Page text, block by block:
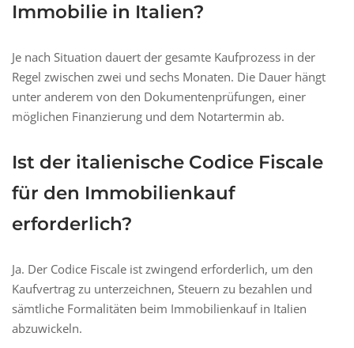
Immobilie in Italien?
Je nach Situation dauert der gesamte Kaufprozess in der
Regel zwischen zwei und sechs Monaten. Die Dauer hängt
unter anderem von den Dokumentenprüfungen, einer
möglichen Finanzierung und dem Notartermin ab.
Ist der italienische Codice Fiscale
für den Immobilienkauf
erforderlich?
Ja. Der Codice Fiscale ist zwingend erforderlich, um den
Kaufvertrag zu unterzeichnen, Steuern zu bezahlen und
sämtliche Formalitäten beim Immobilienkauf in Italien
abzuwickeln.